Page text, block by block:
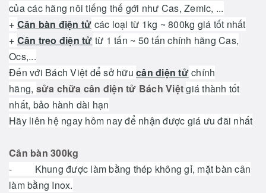
của các hãng nôi tiếng thế gới như Cas, Zemic, ...
+ Cân bàn điện tử các loại từ 1kg ~ 800kg giá tốt nhất
+ Cân treo điện tử từ 1 tấn ~ 50 tấn chính hãng Cas,
Ocs,...
Đến với Bách Việt để sở hữu cân điện tửchính
hãng, sửa chữa cân điện tử Bách Việtgiá thành tốt
nhất, bảo hành dài hạn
Hãy liên hệ ngay hôm nay để nhận được giá ưu đãi nhất
Cân bàn 300kg
- Khung được làm bằng thép không gỉ, mặt bàn cân
làm bằng Inox.